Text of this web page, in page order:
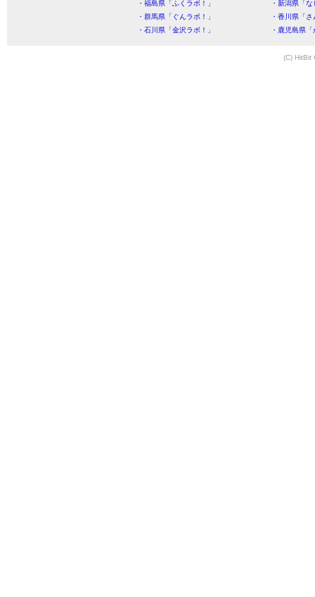
・福島県「ふくラボ！」
・新潟県「
・群馬県「ぐんラボ！」
・香川県「
・石川県「金沢ラボ！」
・鹿児島県
(C) HitBit